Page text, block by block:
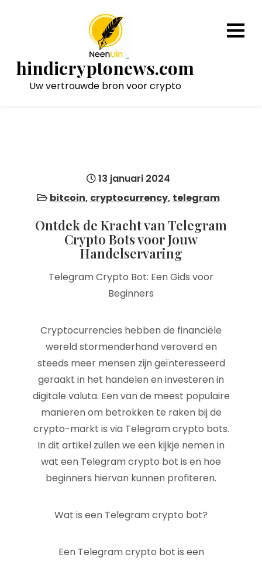
hindicryptonews.com
Uw vertrouwde bron voor crypto
13 januari 2024
bitcoin, cryptocurrency, telegram
Ontdek de Kracht van Telegram
Crypto Bots voor Jouw
Handelservaring
Telegram Crypto Bot: Een Gids voor
Beginners
Cryptocurrencies hebben de financiële
wereld stormenderhand veroverd en
steeds meer mensen zijn geïnteresseerd
geraakt in het handelen en investeren in
digitale valuta. Een van de meest populaire
manieren om betrokken te raken bij de
crypto-markt is via Telegram crypto bots.
In dit artikel zullen we een kijkje nemen in
wat een Telegram crypto bot is en hoe
beginners hiervan kunnen profiteren.
Wat is een Telegram crypto bot?
Een Telegram crypto bot is een